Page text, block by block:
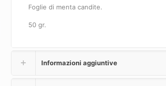
Foglie di menta candite.
50 gr.
Informazioni aggiuntive